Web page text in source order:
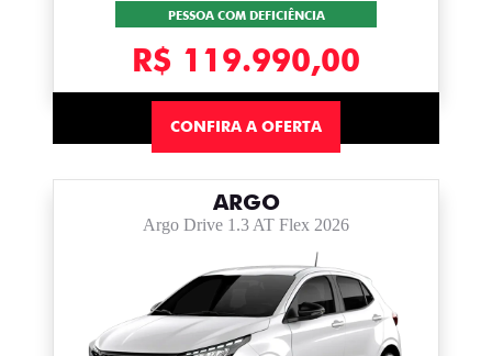
PESSOA COM DEFICIÊNCIA
R$ 119.990,00
CONFIRA A OFERTA
ARGO
Argo Drive 1.3 AT Flex 2026